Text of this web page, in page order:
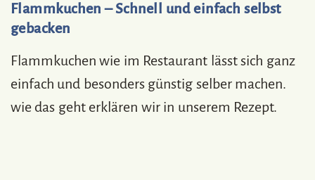
Flammkuchen – Schnell und einfach selbst
gebacken
Flammkuchen wie im Restaurant lässt sich ganz
einfach und besonders günstig selber machen.
wie das geht erklären wir in unserem Rezept.